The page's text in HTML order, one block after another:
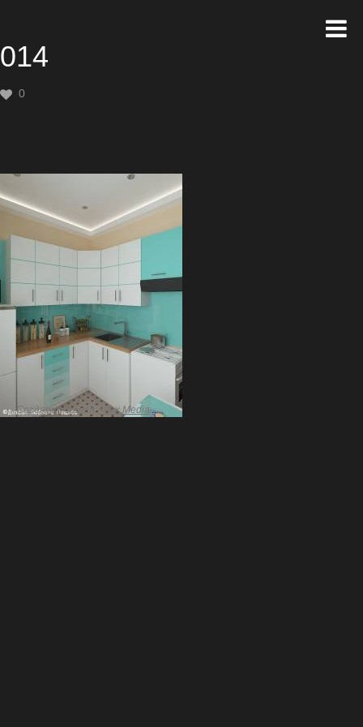
014
0
Создание сайтаArtex Media